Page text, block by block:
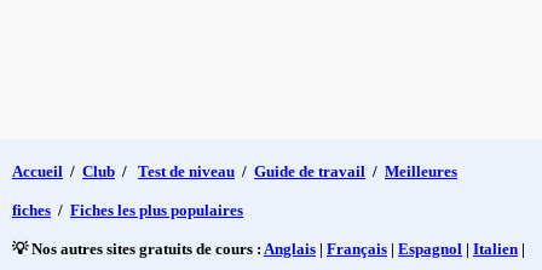
Accueil / Club / Test de niveau / Guide de travail / Meilleures
fiches / Fiches les plus populaires
💡 Nos autres sites gratuits de cours : Anglais | Français | Espagnol | Italien |